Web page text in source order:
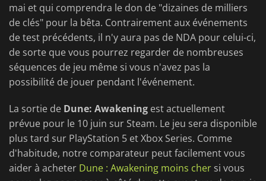
mai et qui comprendra le don de "dizaines de milliers
de clés" pour la bêta. Contrairement aux événements
de test précédents, il n'y aura pas de NDA pour celui-ci,
de sorte que vous pourrez regarder de nombreuses
séquences de jeu même si vous n'avez pas la
possibilité de jouer pendant l'événement.
La sortie de Dune: Awakening est actuellement
prévue pour le 10 juin sur Steam. Le jeu sera disponible
plus tard sur PlayStation 5 et Xbox Series. Comme
d'habitude, notre comparateur peut facilement vous
aider à acheter Dune : Awakening moins cher si vous